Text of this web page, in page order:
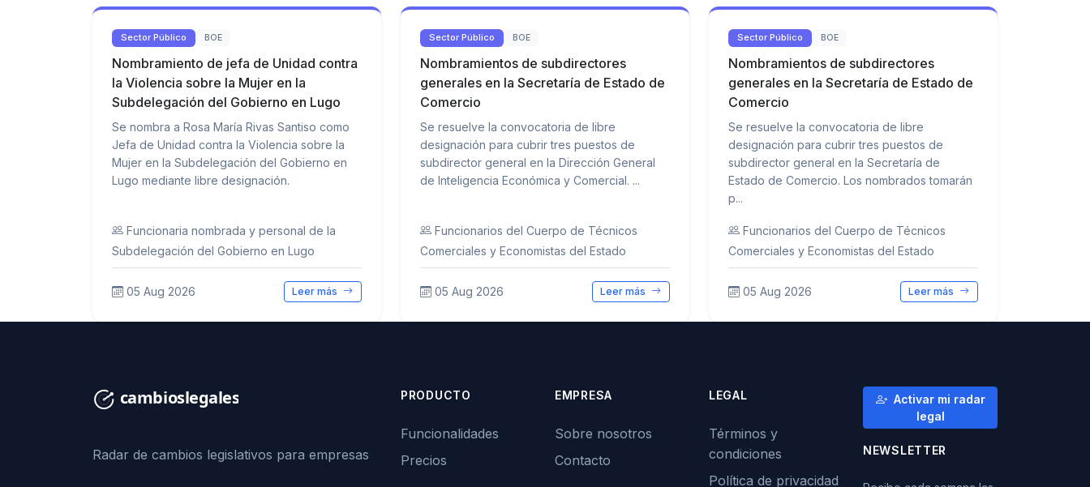
Sector Público BOE
Nombramiento de jefa de Unidad contra
la Violencia sobre la Mujer en la
Subdelegación del Gobierno en Lugo
Se nombra a Rosa María Rivas Santiso como
Jefa de Unidad contra la Violencia sobre la
Mujer en la Subdelegación del Gobierno en
Lugo mediante libre designación.
Funcionaria nombrada y personal de la
Subdelegación del Gobierno en Lugo
05 Aug 2026 Leer más
Sector Público BOE
Nombramientos de subdirectores
generales en la Secretaría de Estado de
Comercio
Se resuelve la convocatoria de libre
designación para cubrir tres puestos de
subdirector general en la Dirección General
de Inteligencia Económica y Comercial. ...
Funcionarios del Cuerpo de Técnicos
Comerciales y Economistas del Estado
05 Aug 2026 Leer más
Sector Público BOE
Nombramientos de subdirectores
generales en la Secretaría de Estado de
Comercio
Se resuelve la convocatoria de libre
designación para cubrir tres puestos de
subdirector general en la Secretaría de
Estado de Comercio. Los nombrados tomarán
p...
Funcionarios del Cuerpo de Técnicos
Comerciales y Economistas del Estado
05 Aug 2026 Leer más
Radar de cambios legislativos para empresas
PRODUCTO
Funcionalidades
Precios
EMPRESA
Sobre nosotros
Contacto
LEGAL
Términos y
condiciones
Política de privacidad
Activar mi radar
legal
NEWSLETTER